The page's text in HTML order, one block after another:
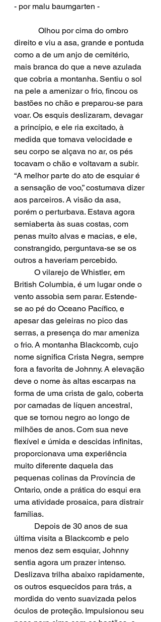
- por malu baumgarten -
direito e viu a asa, grande e pontuda
como a de um anjo de cemitério,
mais branca do que a neve azulada
que cobria a montanha. Sentiu o sol
na pele a amenizar o frio, fincou os
bastões no chão e preparou-se para
voar. Os esquis deslizaram, devagar
a princípio, e ele ria excitado, à
medida que tomava velocidade e
seu corpo se alçava no ar, os pés
tocavam o chão e voltavam a subir.
“A melhor parte do ato de esquiar é
a sensação de voo,” costumava dizer
aos parceiros. A visão da asa,
porém o perturbava. Estava agora
semiaberta às suas costas, com
penas muito alvas e macias, e ele,
constrangido, perguntava-se se os
outros a haveriam percebido.
British Columbia, é um lugar onde o
vento assobia sem parar. Estende-
se ao pé do Oceano Pacífico, e
apesar das geleiras no pico das
serras, a presença do mar ameniza
o frio. A montanha Blackcomb, cujo
nome significa Crista Negra, sempre
fora a favorita de Johnny. A elevação
deve o nome às altas escarpas na
forma de uma crista de galo, coberta
por camadas de líquen ancestral,
que se tornou negro ao longo de
milhões de anos. Com sua neve
flexível e úmida e descidas infinitas,
proporcionava uma experiência
muito diferente daquela das
pequenas colinas da Província de
Ontario, onde a prática do esqui era
uma atividade prosaica, para distrair
famílias.
última visita a Blackcomb e pelo
menos dez sem esquiar, Johnny
sentia agora um prazer intenso.
Deslizava trilha abaixo rapidamente,
os outros esquecidos para trás, a
mordida do vento suavizada pelos
óculos de proteção. Impulsionou seu